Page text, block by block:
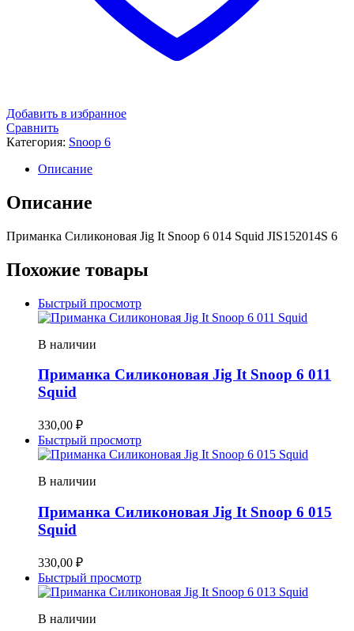
Добавить в избранное
Сравнить
Категория: Snoop 6
Описание
Описание
Приманка Силиконовая Jig It Snoop 6 014 Squid JIS152014S 6
Похожие товары
Быстрый просмотр
В наличии
Приманка Силиконовая Jig It Snoop 6 011
Squid
330,00 ₽
Быстрый просмотр
В наличии
Приманка Силиконовая Jig It Snoop 6 015
Squid
330,00 ₽
Быстрый просмотр
В наличии